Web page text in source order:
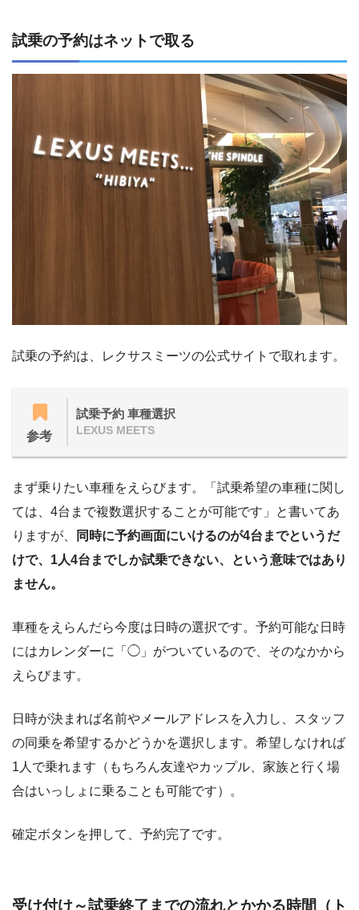
試乗の予約はネットで取る
試乗の予約は、レクサスミーツの公式サイトで取れます。
参考
試乗予約 車種選択
LEXUS MEETS
まず乗りたい車種をえらびます。「試乗希望の車種に関し
ては、4台まで複数選択することが可能です」と書いてあ
りますが、
同時に予約画面にいけるのが4台までというだ
けで、1人4台までしか試乗できない、という意味ではあり
ません。
車種をえらんだら今度は日時の選択です。予約可能な日時
にはカレンダーに「◯」がついているので、そのなかから
えらびます。
日時が決まれば名前やメールアドレスを入力し、スタッフ
の同乗を希望するかどうかを選択します。希望しなければ
1人で乗れます（もちろん友達やカップル、家族と行く場
合はいっしょに乗ることも可能です）。
確定ボタンを押して、予約完了です。
受け付け～試乗終了までの流れとかかる時間（ト